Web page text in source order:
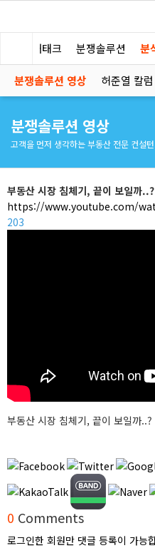
부동산 재태크 분쟁솔루션 분
분쟁솔루션 영상 허준열 칼럼
분쟁솔루션 영상
고객을 먼저 생각하는 부동산 전문 컨설턴
부동산 시장 침체기, 끝이 보일까..?
https://www.youtube.com/
203
부동산 시장 침체기, 끝이 보일까..?
0 Comments
로그인한 회원만 댓글 등록이 가능